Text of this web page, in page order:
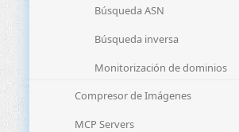
Búsqueda ASN
Búsqueda inversa
Monitorización de dominios
Compresor de Imágenes
MCP Servers